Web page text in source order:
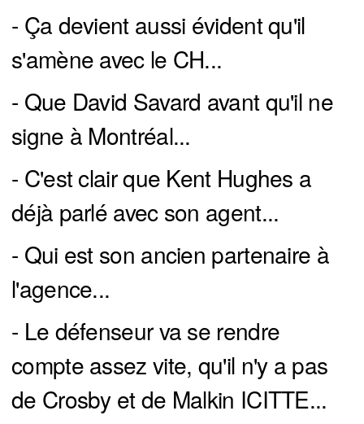
- Ça devient aussi évident qu'il
s'amène avec le CH...
- Que David Savard avant qu'il ne
signe à Montréal...
- C'est clair que Kent Hughes a
déjà parlé avec son agent...
- Qui est son ancien partenaire à
l'agence...
- Le défenseur va se rendre
compte assez vite, qu'il n'y a pas
de Crosby et de Malkin ICITTE...